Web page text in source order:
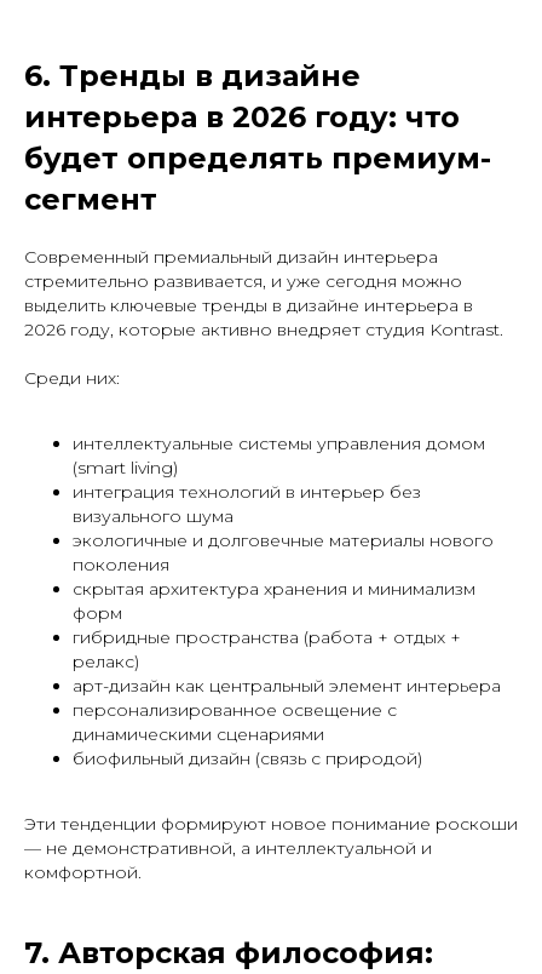
6. Тренды в дизайне
интерьера в 2026 году: что
будет определять премиум-
сегмент
Современный премиальный дизайн интерьера
стремительно развивается, и уже сегодня можно
выделить ключевые тренды в дизайне интерьера в
2026 году, которые активно внедряет студия Kontrast.
Среди них:
интеллектуальные системы управления домом
(smart living)
интеграция технологий в интерьер без
визуального шума
экологичные и долговечные материалы нового
поколения
скрытая архитектура хранения и минимализм
форм
гибридные пространства (работа + отдых +
релакс)
арт-дизайн как центральный элемент интерьера
персонализированное освещение с
динамическими сценариями
биофильный дизайн (связь с природой)
Эти тенденции формируют новое понимание роскоши
— не демонстративной, а интеллектуальной и
комфортной.
7. Авторская философия: